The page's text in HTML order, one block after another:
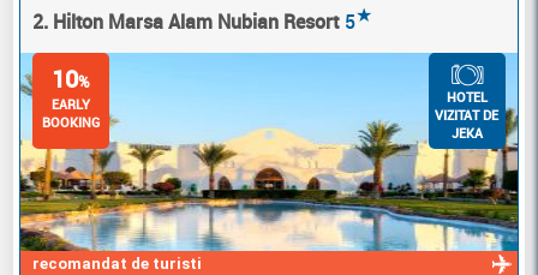
2. Hilton Marsa Alam Nubian Resort 5★
recomandat de turisti
10%
EARLY
BOOKING
HOTEL
VIZITAT DE
JEKA